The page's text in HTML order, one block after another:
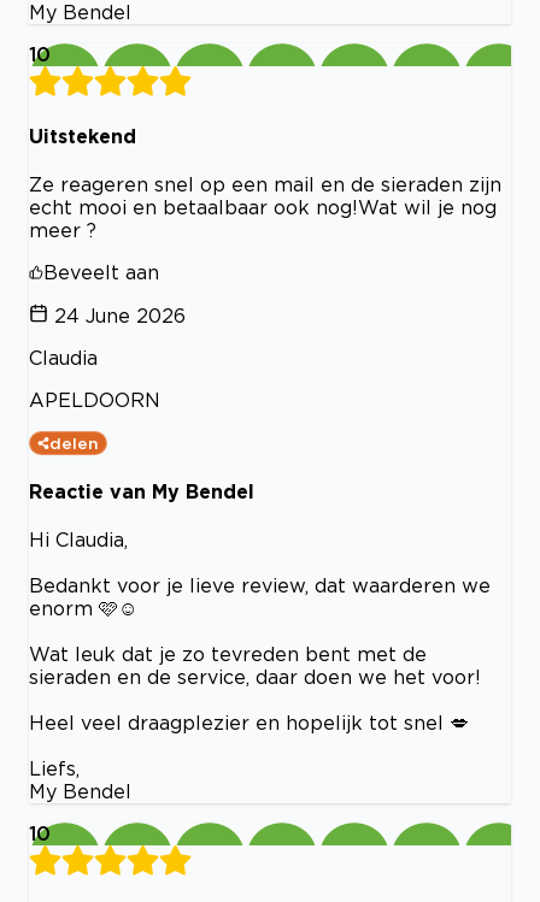
My Bendel
10
Uitstekend
Ze reageren snel op een mail en de sieraden zijn
echt mooi en betaalbaar ook nog!Wat wil je nog
meer ?
Beveelt aan
24 June 2026
Claudia
APELDOORN
delen
Reactie van My Bendel
Hi Claudia,
Bedankt voor je lieve review, dat waarderen we
enorm 🩷☺️
Wat leuk dat je zo tevreden bent met de
sieraden en de service, daar doen we het voor!
Heel veel draagplezier en hopelijk tot snel 💋
Liefs,
My Bendel
10